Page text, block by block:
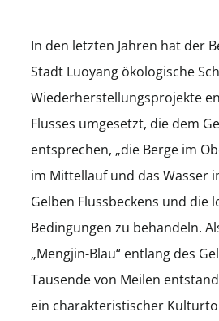
In den letzten Jahren hat der
Stadt Luoyang ökologische
Wiederherstellungsprojekte
Flusses umgesetzt, die dem
entsprechen, „die Berge im
im Mittellauf und das Wasser
Gelben Flussbeckens und die
Bedingungen zu behandeln.
„Mengjin-Blau“ entlang des
Tausende von Meilen
ein charakteristischer